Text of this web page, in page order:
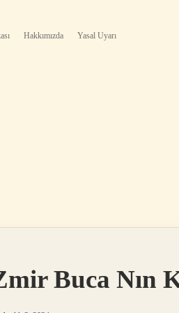
Hakkımızda Yasal Uyarı
Buca Nın